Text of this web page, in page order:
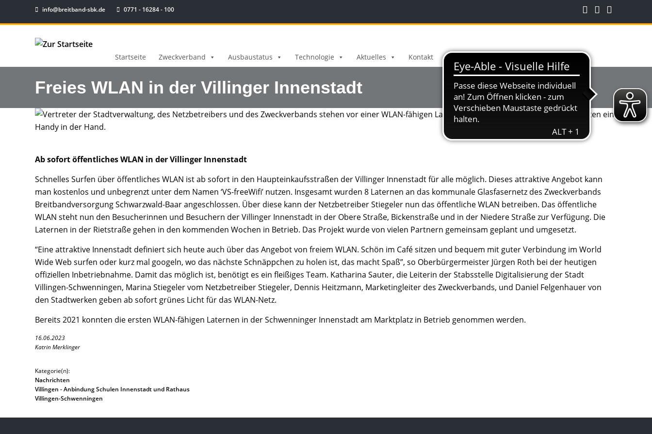
info@breitband-sbk.de 0771 - 16284 - 100
Startseite Zweckverband Ausbaustatus Technologie Aktuelles Kontakt
Freies WLAN in der Villinger Innenstadt
Ab sofort öffentliches WLAN in der Villinger Innenstadt
Schnelles Surfen über öffentliches WLAN ist ab sofort in den Haupteinkaufsstraßen der Villinger Innenstadt für alle möglich. Dieses attraktive Angebot kann
man kostenlos und unbegrenzt unter dem Namen ‘VS-freeWifi’ nutzen. Insgesamt wurden 8 Laternen an das kommunale Glasfasernetz des Zweckverbands
Breitbandversorgung Schwarzwald-Baar angeschlossen. Über diese kann der Netzbetreiber Stiegeler nun das öffentliche WLAN betreiben. Das öffentliche
WLAN steht nun den Besucherinnen und Besuchern der Villinger Innenstadt in der Obere Straße, Bickenstraße und in der Niedere Straße zur Verfügung. Die
Laternen in der Rietstraße gehen in den kommenden Wochen in Betrieb. Das Projekt wurde von vielen Partnern gemeinsam geplant und umgesetzt.
“Eine attraktive Innenstadt definiert sich heute auch über das Angebot von freiem WLAN. Schön im Café sitzen und bequem mit guter Verbindung im World
Wide Web surfen oder kurz mal googeln, wo das nächste Schnäppchen zu holen ist, das macht Spaß”, so Oberbürgermeister Jürgen Roth bei der heutigen
offiziellen Inbetriebnahme. Damit das möglich ist, benötigt es ein fleißiges Team. Katharina Sauter, die Leiterin der Stabsstelle Digitalisierung der Stadt
Villingen-Schwenningen, Marina Stiegeler vom Netzbetreiber Stiegeler, Dennis Heitzmann, Marketingleiter des Zweckverbands, und Daniel Felgenhauer von
den Stadtwerken geben ab sofort grünes Licht für das WLAN-Netz.
Bereits 2021 konnten die ersten WLAN-fähigen Laternen in der Schwenninger Innenstadt am Marktplatz in Betrieb genommen werden.
16.06.2023
Katrin Merklinger
Kategorie(n):
Nachrichten
Villingen - Anbindung Schulen Innenstadt und Rathaus
Villingen-Schwenningen